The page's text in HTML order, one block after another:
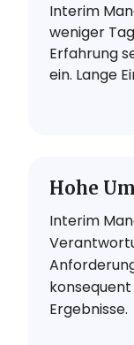
Interim
weniger
Erfahrung
ein. Lange
Hohe
Interim
Ergebnisse.